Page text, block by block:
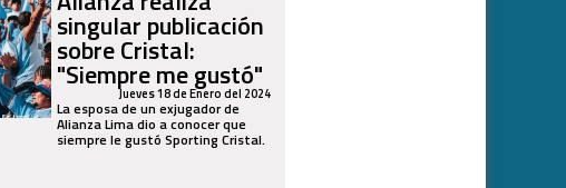
singular publicación
sobre Cristal:
"Siempre me gustó"
Jueves 18 de Enero del 2024
La esposa de un exjugador de
Alianza Lima dio a conocer que
siempre le gustó Sporting Cristal.